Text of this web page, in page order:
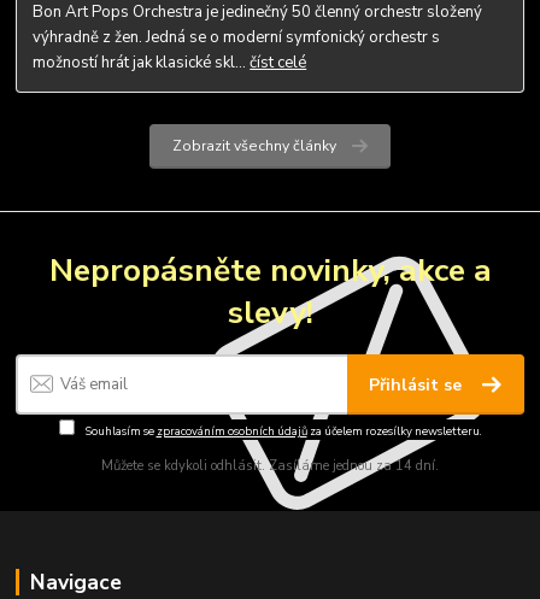
Bon Art Pops Orchestra je jedinečný 50 členný orchestr složený
výhradně z žen. Jedná se o moderní symfonický orchestr s
možností hrát jak klasické skl...číst celé
Zobrazit všechny články
Nepropásněte novinky, akce a
slevy!
Přihlásit se
Souhlasím se zpracováním osobních údajůza účelem rozesílky newsletteru.
Můžete se kdykoli odhlásit. Zasíláme jednou za 14 dní.
Navigace